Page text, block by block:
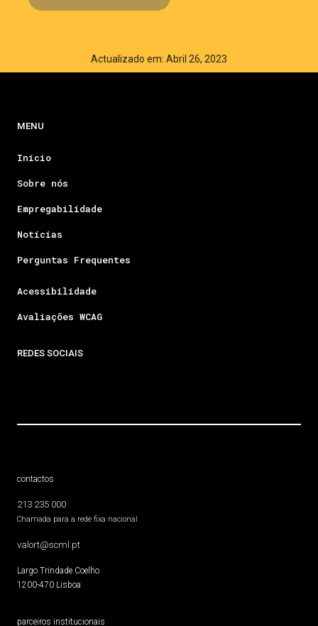
Actualizado em: Abril 26, 2023
MENU
Início
Sobre nós
Empregabilidade
Notícias
Perguntas Frequentes
Acessibilidade
Avaliações WCAG
REDES SOCIAIS
contactos
213 235 000
Chamada para a rede fixa nacional
valort@scml.pt
Largo Trindade Coelho
1200-470 Lisboa
parceiros institucionais